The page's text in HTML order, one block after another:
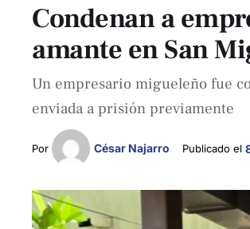
Condenan a
amante en San
Un empresario migueleño fue
enviada a prisión previamente
Por César Najarro Publicado el